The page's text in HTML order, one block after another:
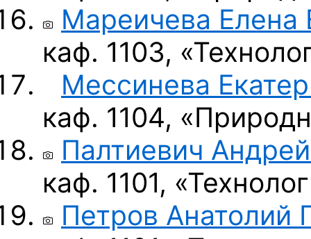
Мареичева Елена
каф. 1103,
Мессинева
каф. 1104,
Палтиевич
каф. 1101,
Петров Анатолий